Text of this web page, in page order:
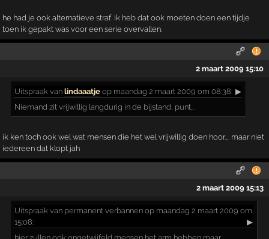
he had je ook alternatieve straf. ik heb dat ook moeten doen een tijdje
toen ik gepakt was voor een serie overvallen.
2 maart 2009 15:10
Uitspraak vanlindaaatje op maandag 2 maart 2009 om 08:38: ▶
Niemand zit vrijwillig langdurig in de bijstand, punt...
ik ken toch ook wel wat mensen die het wel vrijwillig doen hoor.... maar niet
iedereen dat klopt jah
2 maart 2009 15:13
Uitspraak van permanent verbannen op maandag 2 maart 2009 om
15:08:
▶